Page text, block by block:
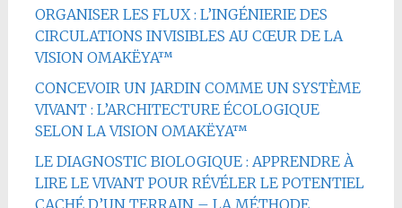
ORGANISER LES FLUX : L’INGÉNIERIE DES
CIRCULATIONS INVISIBLES AU CŒUR DE LA
VISION OMAKËYA™
CONCEVOIR UN JARDIN COMME UN SYSTÈME
VIVANT : L’ARCHITECTURE ÉCOLOGIQUE
SELON LA VISION OMAKËYA™
LE DIAGNOSTIC BIOLOGIQUE : APPRENDRE À
LIRE LE VIVANT POUR RÉVÉLER LE POTENTIEL
CACHÉ D’UN TERRAIN – LA MÉTHODE